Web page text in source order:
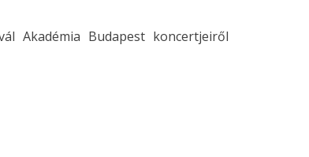
Akadémia Budapest koncertjeiről